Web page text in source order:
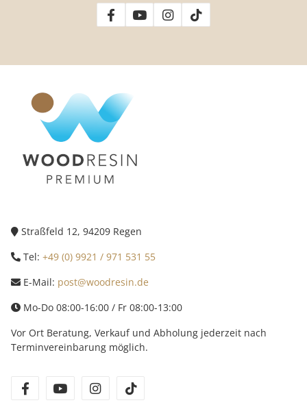
Straßfeld 12, 94209 Regen
Tel: +49 (0) 9921 / 971 531 55
E-Mail: post@woodresin.de
Mo-Do 08:00-16:00 / Fr 08:00-13:00
Vor Ort Beratung, Verkauf und Abholung jederzeit nach
Terminvereinbarung möglich.
facebookyoutube instagram